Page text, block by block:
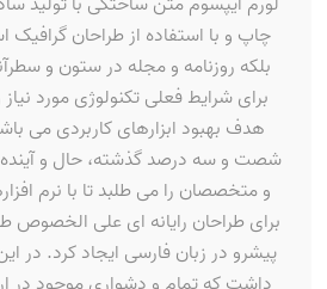
چاپ و با استفاده از طراحان
بلکه روزنامه و مجله در ستون و
برای شرایط فعلی تکنولوژی مورد
هدف بهبود ابزارهای کاربردی می
شصت و سه درصد گذشته، حال و
و متخصصان را می طلبد تا با نرم
برای طراحان رایانه ای علی الخصوص
پیشرو در زبان فارسی ایجاد کرد. در